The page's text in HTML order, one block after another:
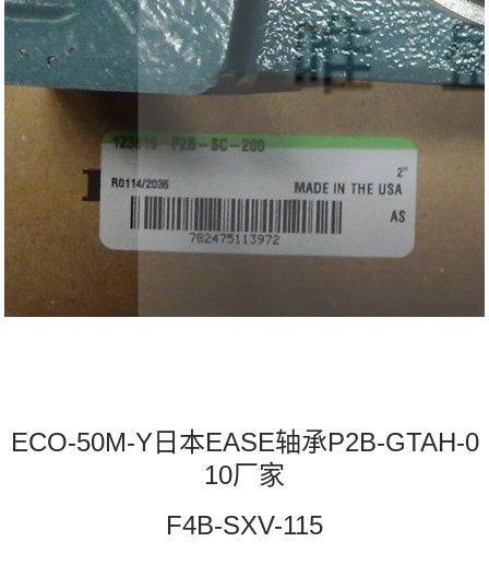
ECO-50M-Y日本EASE轴承P2B-GTAH-0
10厂家
F4B-SXV-115